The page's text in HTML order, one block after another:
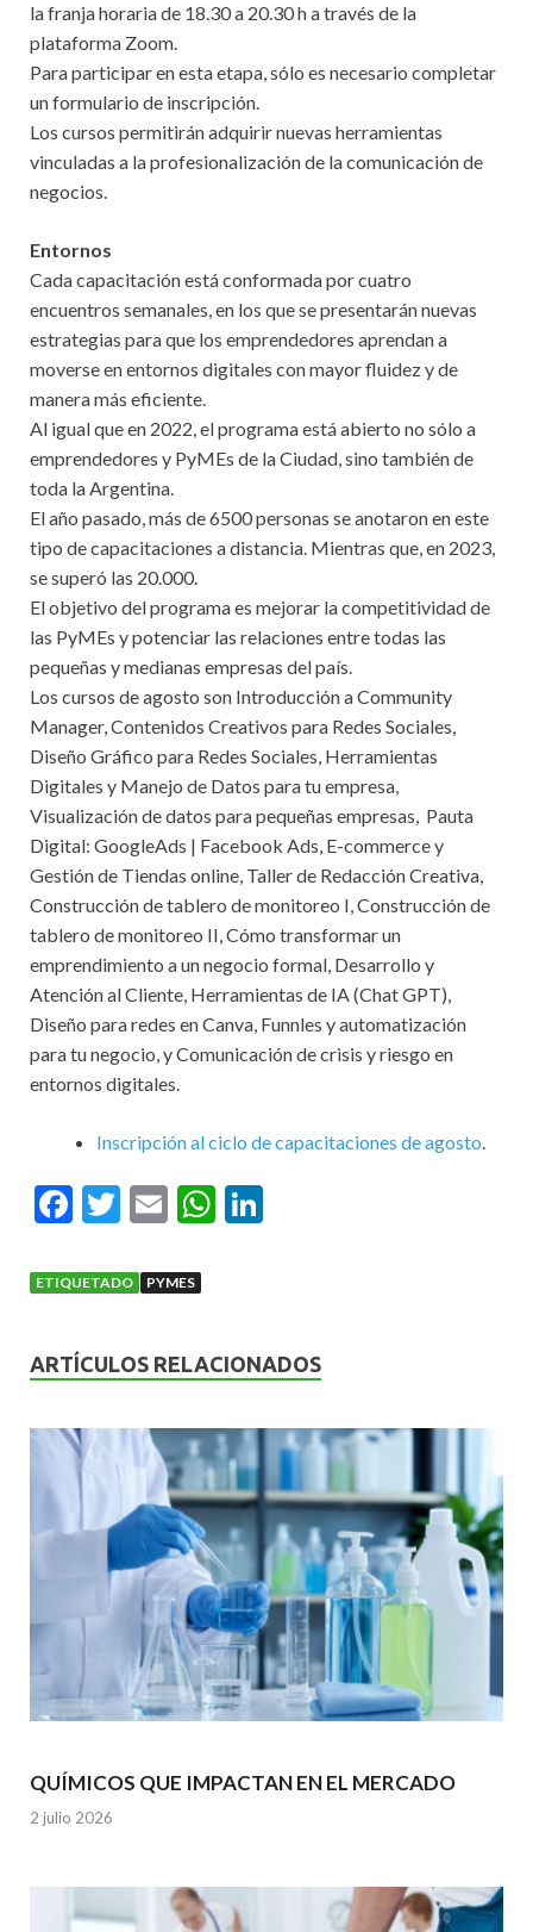
la franja horaria de 18.30 a 20.30 h a través de la
plataforma Zoom.
Para participar en esta etapa, sólo es necesario completar
un formulario de inscripción.
Los cursos permitirán adquirir nuevas herramientas
vinculadas a la profesionalización de la comunicación de
negocios.
Entornos
Cada capacitación está conformada por cuatro
encuentros semanales, en los que se presentarán nuevas
estrategias para que los emprendedores aprendan a
moverse en entornos digitales con mayor fluidez y de
manera más eficiente.
Al igual que en 2022, el programa está abierto no sólo a
emprendedores y PyMEs de la Ciudad, sino también de
toda la Argentina.
El año pasado, más de 6500 personas se anotaron en este
tipo de capacitaciones a distancia. Mientras que, en 2023,
se superó las 20.000.
El objetivo del programa es mejorar la competitividad de
las PyMEs y potenciar las relaciones entre todas las
pequeñas y medianas empresas del país.
Los cursos de agosto son Introducción a Community
Manager, Contenidos Creativos para Redes Sociales,
Diseño Gráfico para Redes Sociales, Herramientas
Digitales y Manejo de Datos para tu empresa,
Visualización de datos para pequeñas empresas, Pauta
Digital: GoogleAds | Facebook Ads, E-commerce y
Gestión de Tiendas online, Taller de Redacción Creativa,
Construcción de tablero de monitoreo I, Construcción de
tablero de monitoreo II, Cómo transformar un
emprendimiento a un negocio formal, Desarrollo y
Atención al Cliente, Herramientas de IA (Chat GPT),
Diseño para redes en Canva, Funnles y automatización
para tu negocio, y Comunicación de crisis y riesgo en
entornos digitales.
Inscripción al ciclo de capacitaciones de agosto.
F
e
o
o
k
T
itt
E
ai
W
A
p
p
n
ETIQUETADO PYMES
ARTÍCULOS RELACIONADOS
QUÍMICOS QUE IMPACTAN EN EL MERCADO
2 julio 2026